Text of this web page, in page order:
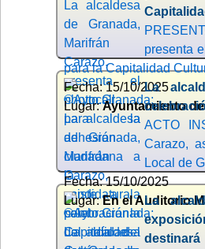
presenta
para la Capitalidad
Fecha: 15/10/2025
Lugar:Ayuntamiento
La
ACTO
Carazo,
Local de
Fecha: 15/10/2025
Lugar:En el Auditorio
La